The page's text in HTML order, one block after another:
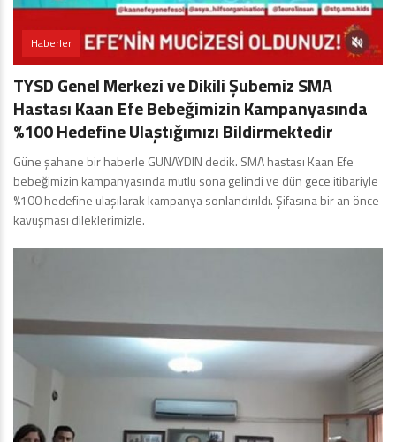
Haberler
TYSD Genel Merkezi ve Dikili Şubemiz SMA
Hastası Kaan Efe Bebeğimizin Kampanyasında
%100 Hedefine Ulaştığımızı Bildirmektedir
Güne şahane bir haberle GÜNAYDIN dedik. SMA hastası Kaan Efe
bebeğimizin kampanyasında mutlu sona gelindi ve dün gece itibariyle
%100 hedefine ulaşılarak kampanya sonlandırıldı. Şifasına bir an önce
kavuşması dileklerimizle.